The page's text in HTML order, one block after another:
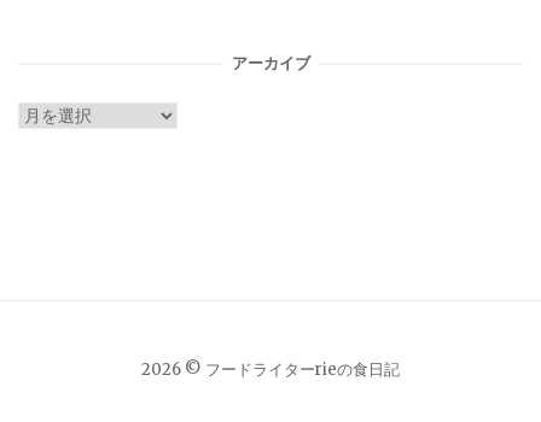
アーカイブ
ア
2026 © フードライターrieの食日記